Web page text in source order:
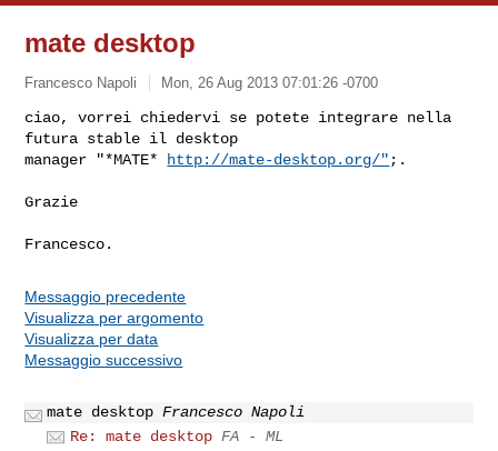
mate desktop
Francesco Napoli Mon, 26 Aug 2013 07:01:26 -0700
ciao, vorrei chiedervi se potete integrare nella
futura stable il desktop
manager "*MATE*
http://mate-desktop.org/" ;.
Grazie
Messaggio precedente
Visualizza per argomento
Visualizza per data
Messaggio successivo
mate desktop Francesco Napoli
Re: mate desktop FA - ML